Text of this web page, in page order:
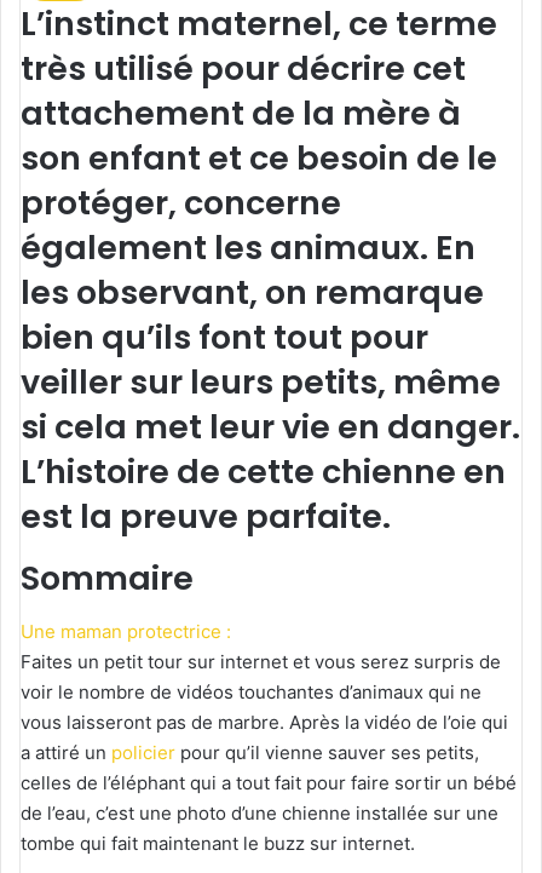
L’instinct maternel, ce terme
très utilisé pour décrire cet
attachement de la mère à
son enfant et ce besoin de le
protéger, concerne
également les animaux. En
les observant, on remarque
bien qu’ils font tout pour
veiller sur leurs petits, même
si cela met leur vie en danger.
L’histoire de cette chienne en
est la preuve parfaite.
Sommaire
Une maman protectrice :
Faites un petit tour sur internet et vous serez surpris de
voir le nombre de vidéos touchantes d’animaux qui ne
vous laisseront pas de marbre. Après la vidéo de l’oie qui
a attiré un policier pour qu’il vienne sauver ses petits,
celles de l’éléphant qui a tout fait pour faire sortir un bébé
de l’eau, c’est une photo d’une chienne installée sur une
tombe qui fait maintenant le buzz sur internet.